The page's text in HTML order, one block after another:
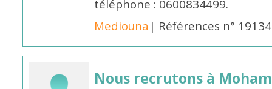
téléphone : 0600834499.
Mediouna | Références n° 19134
Nous recrutons à